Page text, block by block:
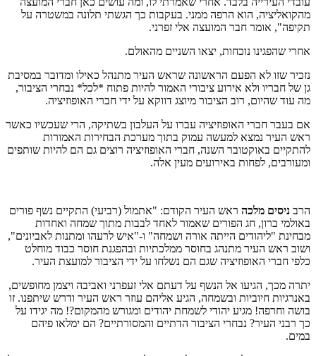
מהקואליציה, הוא הרפה ממני. בעקבות כך הגשתי תלונה במשטרה על
תקיפה", אומר חבר המועצה אלי זפרני.
אחרי שהפגינו נוכחות, יצאו השניים מהאולם.
נזכיר שזו לא הפעם הראשונה שראש העיר מתנהל כאילו ומדובר במסיבת
גן של חבריו ולא אירוע ציבורי האמור להיות פתוח *לכל* נבחרי הציבור,
מה עוד שהיום, רוב הציבור מיוצג דווקא על ידי חברי האופוזיציה.
אם בעבר חברי האופוזיציה עברו על העלבון בשתיקה, הרי שעכשיו כאשר
ראש העיר נמצא למעשה עמוק בתוך מערכת הבחירות האמורות
להתקיים באוקטובר השנה, חברי האופוזיציה רוצים גם הם להיות שותפים
ומעורבים, לפחות באירועים מעין אלה.
הרב ניסים מלכה ראש העיר הקודם: "אתמול (רביעי) התקיים נשף פורים
באולמי ברון, חג הפורים שאמור לאחד לבבות מתוך שמחה ואחדות
מבחינת "ליהודים הייתה אורה ושמחה" ו-"איש לרעהו ומתנות לאביונים",
ושוב ראש העיר מתנהג בחוסר ממלכתיות ובהפגנת חוסר כבוד מוחלט
כלפי חברי האופוזיציה שגם הם נשלחו על ידי הציבור למועצת העיר.
יתרה מכך, הגיעו אל הנשף על דעתם אלי זעפרני ואביבה ויצמן מחופשים,
באנרגיות חיוביות ובשמחה, הגיע אליהם עוזר ראש העיר ודרש שיתפנו. זו
בושה וחרפה! מגיע יהודי לשמחת יהודים ומגורש מהמקום?! מה יגידו על
כך רבני העיר? נבחרי הציבור הדתיים והמסורתיים? הם ימלאו פיהם
במים.